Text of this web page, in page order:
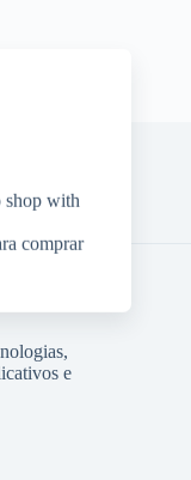
shop with
comprar
Contato
e